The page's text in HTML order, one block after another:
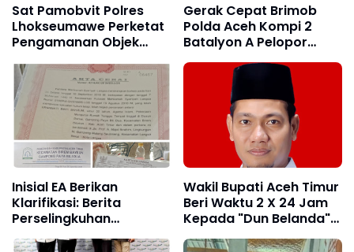
Sat Pamobvit Polres
Lhokseumawe Perketat
Pengamanan Objek
Day
Gerak Cepat Brimob
Polda Aceh Kompi 2
Batalyon A Pelopor
Tangani Karhutla di
Lembah Seulawah
Inisial EA Berikan
Klarifikasi: Berita
Perselingkuhan
Terhadap Saya Adalah
Wakil Bupati Aceh Timur
Beri Waktu 2 X 24 Jam
Kepada "Dun Belanda"
Untuk Klarifikasi Terkait